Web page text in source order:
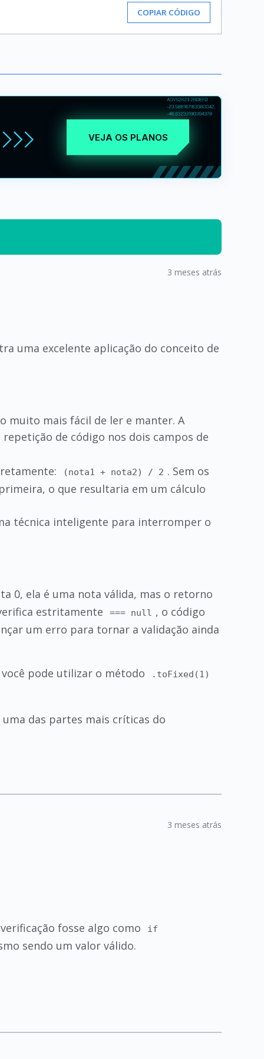
COPIAR CÓDIGO
VEJA OS PLANOS
3 meses atrás
uma excelente aplicação do conceito de
muito mais fácil de ler e manter. A
de código nos dois campos de
(nota1 + nota2) / 2 . Sem os
o que resultaria em um cálculo
técnica inteligente para interromper o
0, ela é uma nota válida, mas o retorno
estritamente === null , o código
um erro para tornar a validação ainda
pode utilizar o método
.toFixed(1)
das partes mais críticas do
3 meses atrás
fosse algo como
if
sendo um valor válido.